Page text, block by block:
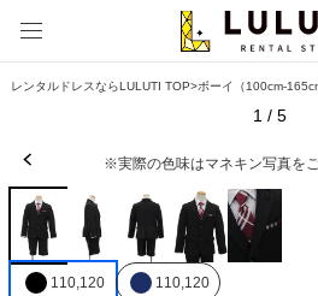
レンタルドレスならLULUTI TOP>ボーイ（100cm-
1 / 5
※実際の色味はマネキン写真を
110,120
110,120